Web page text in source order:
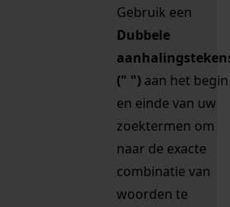
Gebruik een
Dubbele
(" ") aan het begin
en einde van uw
zoektermen om
naar de exacte
combinatie van
woorden te